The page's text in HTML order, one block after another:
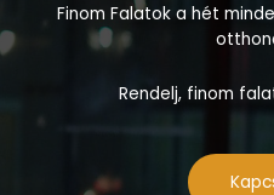
Finom Falatok a hét
Rendelj, finom